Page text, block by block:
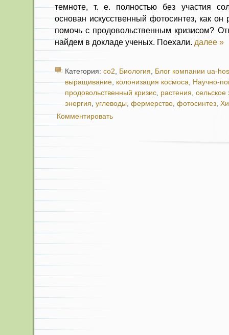
темноте, т. е. полностью без участия
основан искусственный фотосинтез, как он
помочь с продовольственным кризисом?
найдем в докладе ученых. Поехали. далее »
Категория: co2, Биология, Блог компании ua-
выращивание, колонизация космоса, Научно-
продовольственный кризис, растения, сельское
энергия, углеводы, фермерство, фотосинтез,
Комментировать